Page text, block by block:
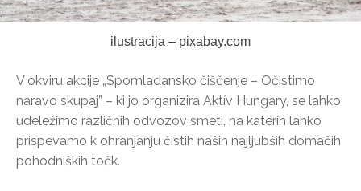
ilustracija – pixabay.com
V okviru akcije „Spomladansko čiščenje – Očistimo
naravo skupaj” – ki jo organizira Aktív Hungary, se lahko
udeležimo različnih odvozov smeti, na katerih lahko
prispevamo k ohranjanju čistih naših najljubših domačih
pohodniških točk.